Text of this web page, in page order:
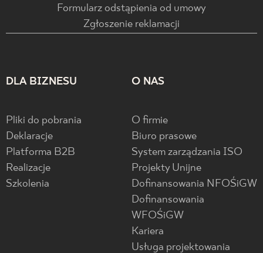
Formularz odstąpienia od umowy
Zgłoszenie reklamacji
DLA BIZNESU
Pliki do pobrania
Deklaracje
Platforma B2B
Realizacje
Szkolenia
O NAS
O firmie
Biuro prasowe
System zarządzania ISO
Projekty Unijne
Dofinansowania NFOŚiGW
Dofinansowania
WFOŚiGW
Kariera
Usługa projektowania